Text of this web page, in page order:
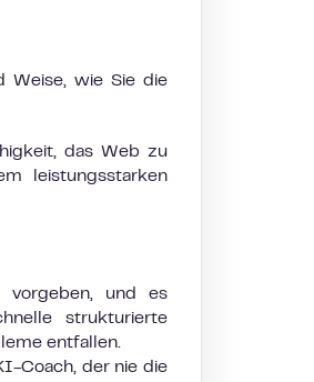
Weise, wie Sie die
das Web zu
leistungsstarken
vorgeben, und es
strukturierte
entfallen.
Coach, der nie die